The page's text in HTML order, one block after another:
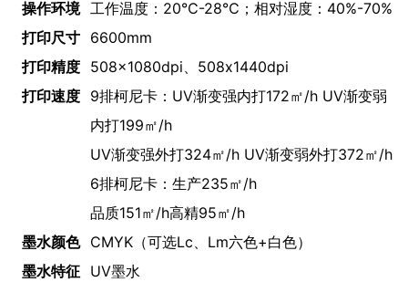
操作环境 工作温度：20℃-28℃；相对湿度：40%-70%
打印尺寸 6600mm
打印精度 508x1080dpi、508x1440dpi
打印速度 9排柯尼卡：UV渐变强内打172㎡/h UV渐变弱
内打199㎡/h
UV渐变强外打324㎡/h UV渐变弱外打372㎡/h
6排柯尼卡：生产235㎡/h
品质151㎡/h高精95㎡/h
墨水颜色 CMYK（可选Lc、Lm六色+白色）
墨水特征 UV墨水